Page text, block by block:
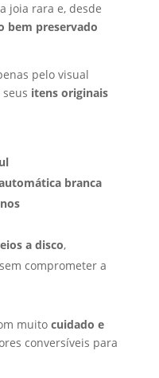
joia rara e, desde
bem preservado
pelo visual
itens originais
branca
a disco,
comprometer a
muito cuidado e
conversíveis para